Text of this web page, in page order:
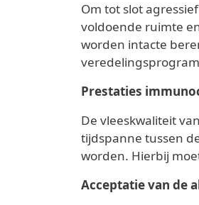
Om tot slot
voldoende ruimte
worden intacte
Prestaties
De vleeskwaliteit
tijdspanne tussen
worden. Hierbij
Acceptatie van de